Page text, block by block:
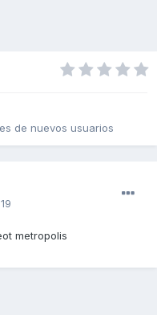
de nuevos usuarios
metropolis